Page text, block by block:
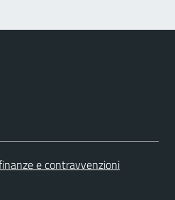
e contravvenzioni